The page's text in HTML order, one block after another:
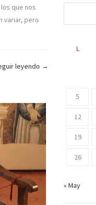
que nos
variar, pero
leyendo «El
sus
valores»
→
L
5
12
19
26
« May